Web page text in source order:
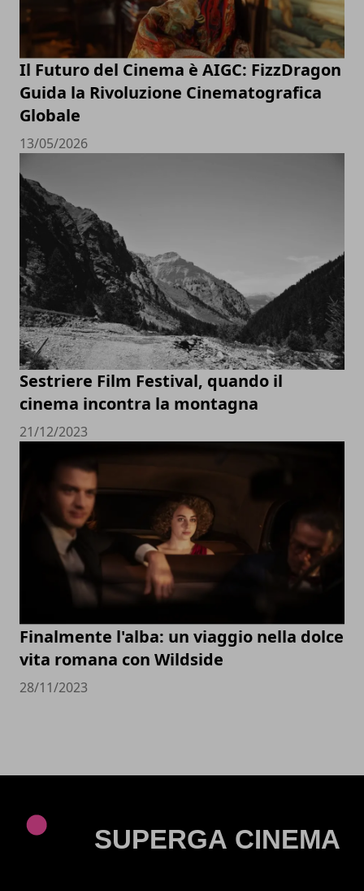
Il Futuro del Cinema è AIGC: FizzDragon
Guida la Rivoluzione Cinematografica
Globale
13/05/2026
Sestriere Film Festival, quando il
cinema incontra la montagna
21/12/2023
Finalmente l'alba: un viaggio nella dolce
vita romana con Wildside
28/11/2023